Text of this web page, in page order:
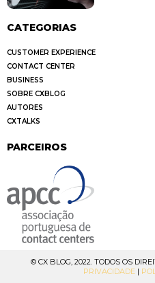
CATEGORIAS
CUSTOMER EXPERIENCE
CONTACT CENTER
BUSINESS
SOBRE CXBLOG
AUTORES
CXTALKS
PARCEIROS
© CX BLOG, 2022. TODOS OS
PRIVACIDADE |